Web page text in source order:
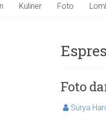
Kuliner Foto
Foto
Surya